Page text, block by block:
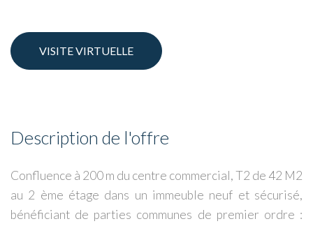
VISITE VIRTUELLE
Description de l'offre
Confluence à 200 m du centre commercial, T2 de 42 M2
au 2 ème étage dans un immeuble neuf et sécurisé,
bénéficiant de parties communes de premier ordre :